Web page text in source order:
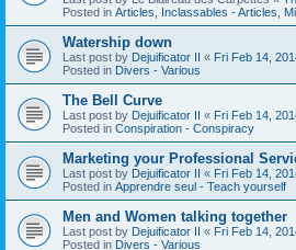
Posted in Articles, Inclassables - Articles,
Watership down
Last post by Dejuificator II « Fri Feb 14,
Posted in Divers - Various
The Bell Curve
Last post by Dejuificator II « Fri Feb 14,
Posted in Conspiration - Conspiracy
Marketing your Professional
Last post by Dejuificator II « Fri Feb 14,
Posted in Apprendre seul - Teach yourself
Men and Women talking together
Last post by Dejuificator II « Fri Feb 14,
Posted in Divers - Various